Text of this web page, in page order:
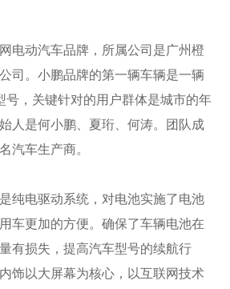
电动汽车品牌，所属公司是广州橙
司。小鹏品牌的第一辆车辆是一辆
号，关键针对的用户群体是城市的年
人是何小鹏、夏珩、何涛。团队成
汽车生产商。
纯电驱动系统，对电池实施了电池
车更加的方便。确保了车辆电池在
有损失，提高汽车型号的续航行
饰以大屏幕为核心，以互联网技术